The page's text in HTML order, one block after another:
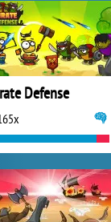
Defense